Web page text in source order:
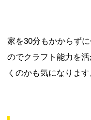
家を30分もかからず
のでクラフト能力を
くのかも気になります